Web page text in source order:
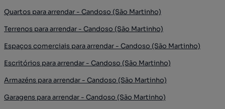
Quartos para arrendar - Candoso (São Martinho)
Terrenos para arrendar - Candoso (São Martinho)
Espaços comerciais para arrendar - Candoso (São Martinho)
Escritórios para arrendar - Candoso (São Martinho)
Armazéns para arrendar - Candoso (São Martinho)
Garagens para arrendar - Candoso (São Martinho)